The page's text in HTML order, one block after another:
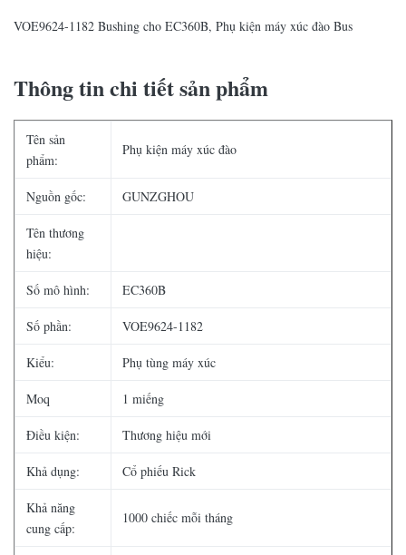
VOE9624-1182 Bushing cho EC360B, Phụ kiện máy xúc đào Bus
Thông tin chi tiết sản phẩm
Tên sản
phẩm:
Phụ kiện máy xúc đào
Nguồn gốc: GUNZGHOU
Tên thương
hiệu:
Số mô hình: EC360B
Số phần: VOE9624-1182
Kiểu: Phụ tùng máy xúc
Moq 1 miếng
Điều kiện: Thương hiệu mới
Khả dụng: Cổ phiếu Rick
Khả năng
cung cấp:
1000 chiếc mỗi tháng